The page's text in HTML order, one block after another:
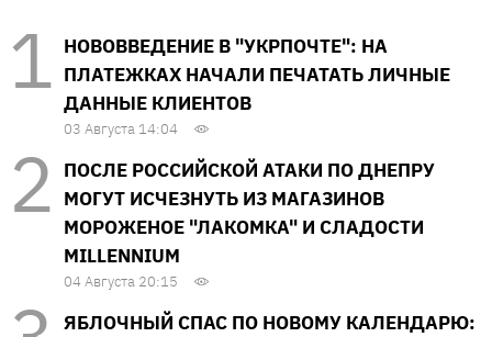
НОВОВВЕДЕНИЕ В "УКРПОЧТЕ": НА
ПЛАТЕЖКАХ НАЧАЛИ ПЕЧАТАТЬ ЛИЧНЫЕ
ДАННЫЕ КЛИЕНТОВ
03 Августа 14:04
ПОСЛЕ РОССИЙСКОЙ АТАКИ ПО ДНЕПРУ
МОГУТ ИСЧЕЗНУТЬ ИЗ МАГАЗИНОВ
МОРОЖЕНОЕ "ЛАКОМКА" И СЛАДОСТИ
MILLENNIUM
04 Августа 20:15
ЯБЛОЧНЫЙ СПАС ПО НОВОМУ КАЛЕНДАРЮ: